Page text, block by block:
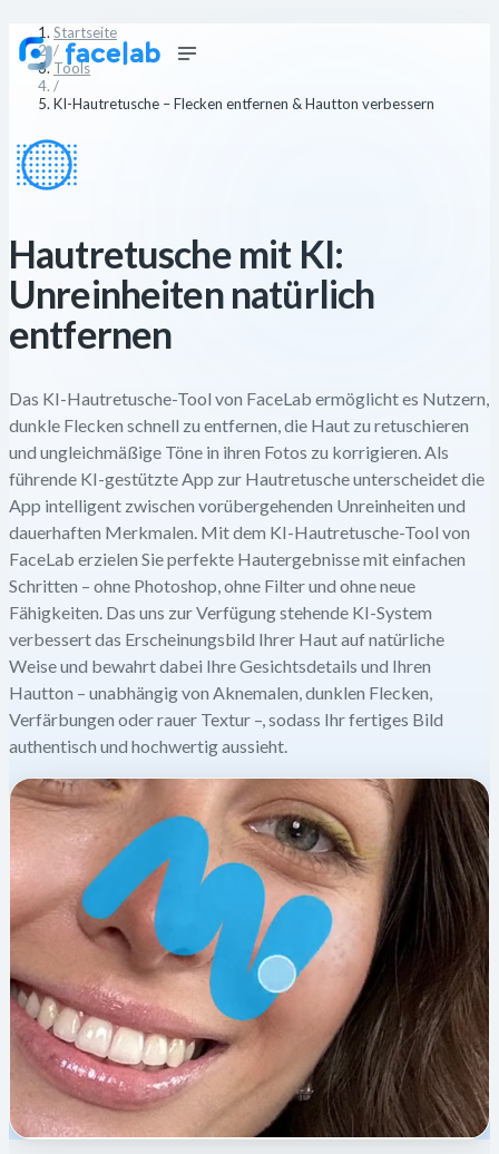
Startseite
/
Tools
/
KI-Hautretusche – Flecken entfernen & Hautton verbessern
Hautretusche mit KI:
Unreinheiten natürlich
entfernen
Das KI-Hautretusche-Tool von FaceLab ermöglicht es Nutzern,
dunkle Flecken schnell zu entfernen, die Haut zu retuschieren
und ungleichmäßige Töne in ihren Fotos zu korrigieren. Als
führende KI-gestützte App zur Hautretusche unterscheidet die
App intelligent zwischen vorübergehenden Unreinheiten und
dauerhaften Merkmalen. Mit dem KI-Hautretusche-Tool von
FaceLab erzielen Sie perfekte Hautergebnisse mit einfachen
Schritten – ohne Photoshop, ohne Filter und ohne neue
Fähigkeiten. Das uns zur Verfügung stehende KI-System
verbessert das Erscheinungsbild Ihrer Haut auf natürliche
Weise und bewahrt dabei Ihre Gesichtsdetails und Ihren
Hautton – unabhängig von Aknemalen, dunklen Flecken,
Verfärbungen oder rauer Textur –, sodass Ihr fertiges Bild
authentisch und hochwertig aussieht.